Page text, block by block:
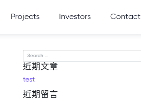
Projects Investors Contact
Search
近期文章
test
近期留言